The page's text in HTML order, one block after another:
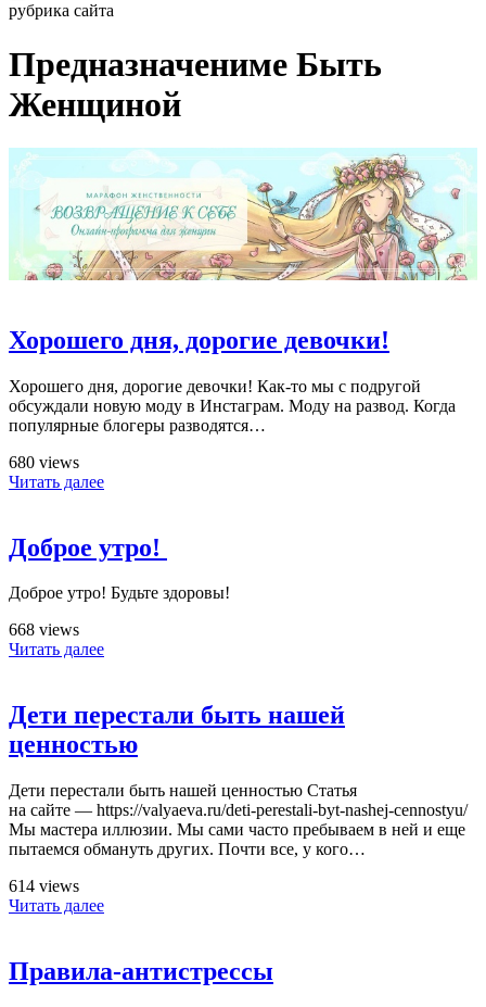
рубрика сайта
Предназначениме Быть
Женщиной
Хорошего дня, дорогие девочки!
Хорошего дня, дорогие девочки! Как-то мы с подругой
обсуждали новую моду в Инстаграм. Моду на развод. Когда
популярные блогеры разводятся…
680 views
Читать далее
Доброе утро! ️
Доброе утро! ️Будьте здоровы!
668 views
Читать далее
Дети перестали быть нашей
ценностью
Дети перестали быть нашей ценностью Статья
на сайте — https://valyaeva.ru/deti-perestali-byt-nashej-cennostyu/
Мы мастера иллюзии. Мы сами часто пребываем в ней и еще
пытаемся обмануть других. Почти все, у кого…
614 views
Читать далее
Правила-антистрессы